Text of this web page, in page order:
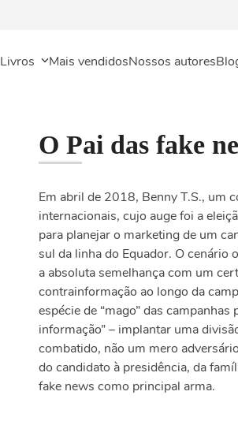
Livros Mais vendidosNossos autores
O Pai das fake
Em abril de 2018, Benny T.S., um
internacionais, cujo auge foi a
para planejar o marketing de um
sul da linha do Equador. O cenário
a absoluta semelhança com um
contrainformação ao longo da
espécie de “mago” das
informação” – implantar uma
combatido, não um mero
do candidato à presidência, da
fake news como principal arma.